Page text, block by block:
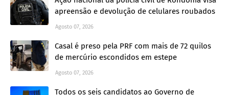
apreensão e devolução de celulares roubados
Agosto 07, 2026
Casal é preso pela PRF com mais de 72 quilos
de mercúrio escondidos em estepe
Agosto 07, 2026
Todos os seis candidatos ao Governo de